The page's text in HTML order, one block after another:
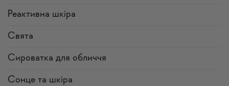
Реактивна шкіра
Свята
Сироватка для обличчя
Сонце та шкіра